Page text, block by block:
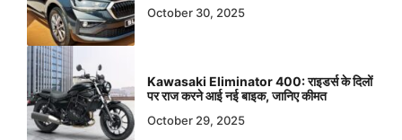
October 30, 2025
Kawasaki Eliminator 400: राइडर्स के दिलों
पर राज करने आई नई बाइक, जानिए कीमत
October 29, 2025